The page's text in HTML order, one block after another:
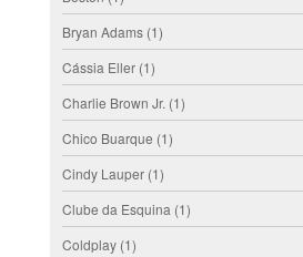
Bryan Adams (1)
Cássia Eller (1)
Charlie Brown Jr. (1)
Chico Buarque (1)
Cindy Lauper (1)
Clube da Esquina (1)
Coldplay (1)